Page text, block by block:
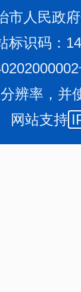
市人民政
标识码：
辨率，并
网站支持